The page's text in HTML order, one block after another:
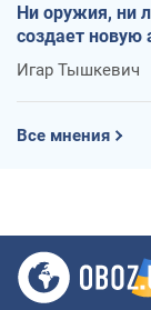
Ни оружия, ни
создает
Игар Тышкевич
Все мнения